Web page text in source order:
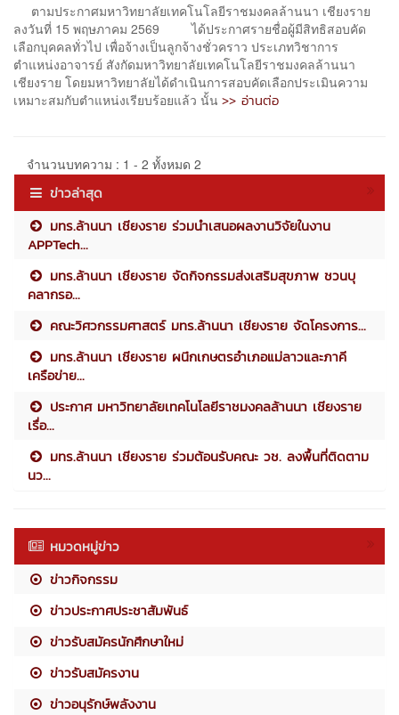
ตามประกาศมหาวิทยาลัยเทคโนโลยีราชมงคลล้านนา เชียงราย
ลงวันที่ 15 พฤษภาคม 2569 ได้ประกาศรายชื่อผู้มีสิทธิสอบคัด
เลือกบุคคลทั่วไป เพื่อจ้างเป็นลูกจ้างชั่วคราว ประเภทวิชาการ
ตำแหน่งอาจารย์ สังกัดมหาวิทยาลัยเทคโนโลยีราชมงคลล้านนา
เชียงราย โดยมหาวิทยาลัยได้ดำเนินการสอบคัดเลือกประเมินความ
เหมาะสมกับตำแหน่งเรียบร้อยแล้ว นั้น >> อ่านต่อ
จำนวนบทความ : 1 - 2 ทั้งหมด 2
ข่าวล่าสุด
มทร.ล้านนา เชียงราย ร่วมนำเสนอผลงานวิจัยในงาน
APPTech...
มทร.ล้านนา เชียงราย จัดกิจกรรมส่งเสริมสุขภาพ ชวนบุ
คลากรอ...
คณะวิศวกรรมศาสตร์ มทร.ล้านนา เชียงราย จัดโครงการ...
มทร.ล้านนา เชียงราย ผนึกเกษตรอำเภอแม่ลาวและภาคี
เครือข่าย...
ประกาศ มหาวิทยาลัยเทคโนโลยีราชมงคลล้านนา เชียงราย
เรื่อ...
มทร.ล้านนา เชียงราย ร่วมต้อนรับคณะ วช. ลงพื้นที่ติดตาม
นว...
หมวดหมู่ข่าว
ข่าวกิจกรรม
ข่าวประกาศประชาสัมพันธ์
ข่าวรับสมัครนักศึกษาใหม่
ข่าวรับสมัครงาน
ข่าวอนุรักษ์พลังงาน